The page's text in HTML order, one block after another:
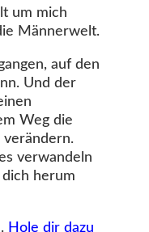
um mich
Männerwelt.
auf den
Und der
Weg die
verändern.
verwandeln
herum
Hole dir dazu